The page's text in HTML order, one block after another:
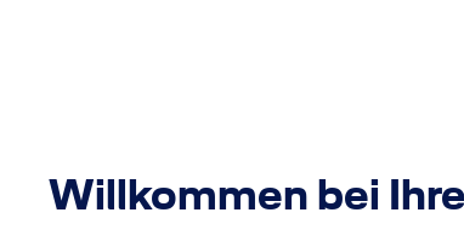
Willkommen bei